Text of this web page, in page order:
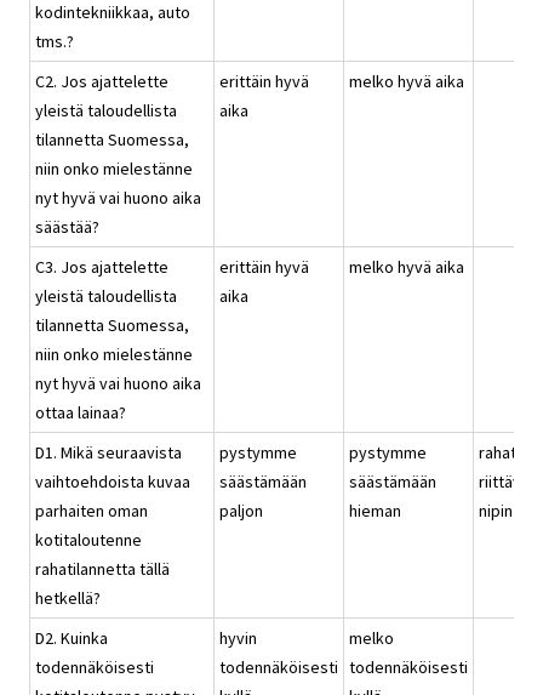
kodintekniikkaa, auto
tms.?
C2. Jos ajattelette
yleistä taloudellista
tilannetta Suomessa,
niin onko mielestänne
nyt hyvä vai huono aika
säästää?
erittäin hyvä
aika
melko hyvä aika
C3. Jos ajattelette
yleistä taloudellista
tilannetta Suomessa,
niin onko mielestänne
nyt hyvä vai huono aika
ottaa lainaa?
erittäin hyvä
aika
melko hyvä aika
D1. Mikä seuraavista
vaihtoehdoista kuvaa
parhaiten oman
kotitaloutenne
rahatilannetta tällä
hetkellä?
pystymme
säästämään
paljon
pystymme
säästämään
hieman
rahat
riittävät
nipin
D2. Kuinka
todennäköisesti
hyvin
todennäköisesti
melko
todennäköisesti